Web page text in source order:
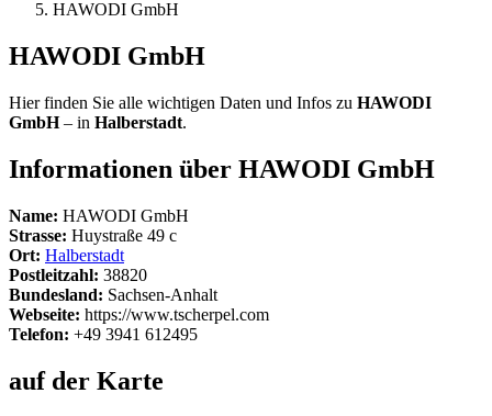
HAWODI GmbH
HAWODI GmbH
Hier finden Sie alle wichtigen Daten und Infos zu HAWODI
GmbH– in Halberstadt.
Informationen über HAWODI GmbH
Name: HAWODI GmbH
Strasse: Huystraße 49 c
Ort: Halberstadt
Postleitzahl: 38820
Bundesland: Sachsen-Anhalt
Webseite: https://www.tscherpel.com
Telefon: +49 3941 612495
auf der Karte